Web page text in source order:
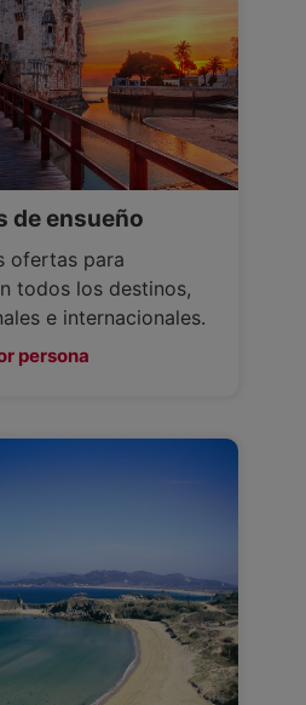
de ensueño
ofertas para
todos los destinos,
e internacionales.
persona